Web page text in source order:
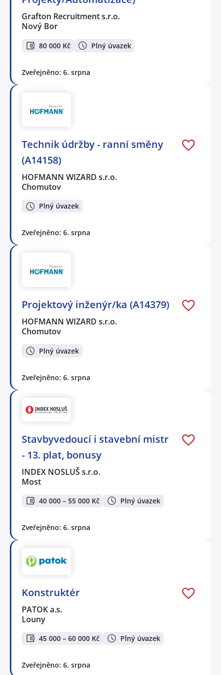
Grafton Recruitment s.r.o.
Nový Bor
80 000 Kč Plný úvazek
Zveřejněno: 6. srpna
Technik údržby - ranní směny
(A14158)
HOFMANN WIZARD s.r.o.
Chomutov
Plný úvazek
Zveřejněno: 6. srpna
Projektový inženýr/ka (A14379)
HOFMANN WIZARD s.r.o.
Chomutov
Plný úvazek
Zveřejněno: 6. srpna
Stavbyvedoucí i stavební mistr
- 13. plat, bonusy
INDEX NOSLUŠ s.r.o.
Most
40 000 – 55 000 Kč Plný úvazek
Zveřejněno: 6. srpna
Konstruktér
PATOK a.s.
Louny
45 000 – 60 000 Kč Plný úvazek
Zveřejněno: 6. srpna